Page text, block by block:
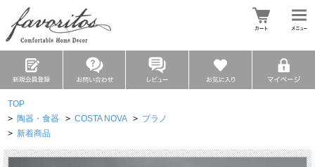
TOP
> 陶器・食器 > COSTA NOVA > プラノ
> 新着商品